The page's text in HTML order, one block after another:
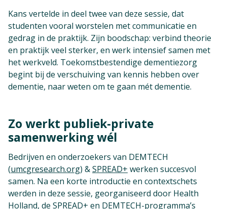
Kans vertelde in deel twee van deze sessie, dat
studenten vooral worstelen met communicatie en
gedrag in de praktijk. Zijn boodschap: verbind theorie
en praktijk veel sterker, en werk intensief samen met
het werkveld. Toekomstbestendige dementiezorg
begint bij de verschuiving van kennis hebben over
dementie, naar weten om te gaan mét dementie.
Zo werkt publiek-private
samenwerking wél
Bedrijven en onderzoekers van DEMTECH
(umcgresearch.org) &SPREAD+ werken succesvol
samen. Na een korte introductie en contextschets
werden in deze sessie, georganiseerd door Health
Holland, de SPREAD+ en DEMTECH-programma’s